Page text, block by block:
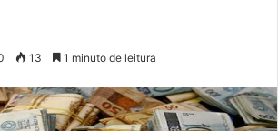
13 1 minuto de leitura